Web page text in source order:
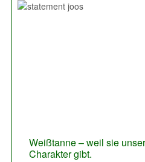
Weißtanne – weil sie
Charakter gibt.
Die Weißtanne, der
edel, zeitlos zu bauen.